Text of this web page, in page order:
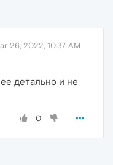
26, 2022, 10:37 AM
детально и не
0